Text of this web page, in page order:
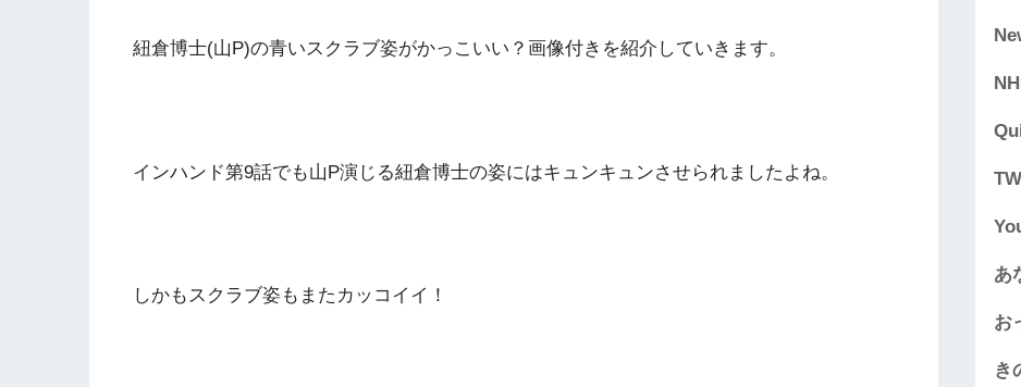
紐倉博士(山P)の青いスクラブ姿がかっこいい？画像付きを紹介していきます。
インハンド第9話でも山P演じる紐倉博士の姿にはキュンキュンさせられましたよね。
しかもスクラブ姿もまたカッコイイ！
あ
お
き